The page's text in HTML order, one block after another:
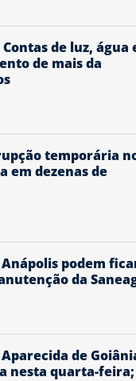
de luz, água
de mais da
temporária
em dezenas de
podem
da
de
nesta quarta-feira;